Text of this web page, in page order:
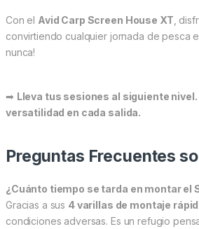
Con el Avid Carp Screen House XT ,
convirtiendo cualquier jornada de pesca
nunca!
➡ Lleva tus sesiones al siguiente
versatilidad en cada salida.
Preguntas Frecuentes
¿Cuánto tiempo se tarda en montar el
Gracias a sus 4 varillas de montaje
condiciones adversas. Es un refugio